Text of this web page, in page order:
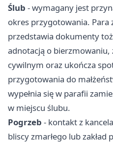
Ślub - wymagany jest
okres przygotowania. Para
przedstawia dokumenty
adnotacją o bierzmowaniu,
cywilnym oraz ukończa
przygotowania do
wypełnia się w parafii
w miejscu ślubu.
Pogrzeb - kontakt z
bliscy zmarłego lub zakład